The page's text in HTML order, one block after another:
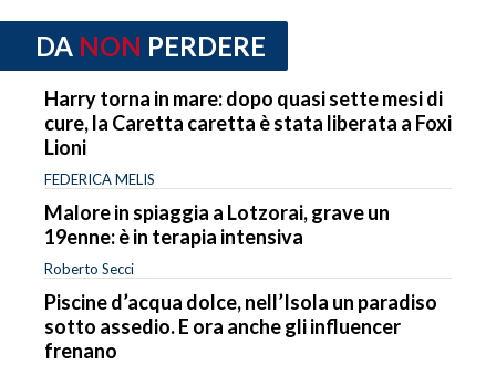
DA NON PERDERE
Harry torna in mare: dopo quasi sette mesi di
cure, la Caretta caretta è stata liberata a Foxi
Lioni
FEDERICA MELIS
Malore in spiaggia a Lotzorai, grave un
19enne: è in terapia intensiva
Roberto Secci
Piscine d’acqua dolce, nell’Isola un paradiso
sotto assedio. E ora anche gli influencer
frenano